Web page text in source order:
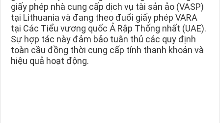
giấy phép nhà cung cấp dịch vụ tài sản ảo (VASP)
tại Lithuania và đang theo đuổi giấy phép VARA
tại Các Tiểu vương quốc Ả Rập Thống nhất (UAE).
Sự hợp tác này đảm bảo tuân thủ các quy định
toàn cầu đồng thời cung cấp tính thanh khoản và
hiệu quả hoạt động.